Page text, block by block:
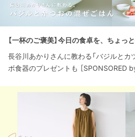
【一杯のご褒美】今日の食卓を、ちょっと
長谷川あかりさんに教わる「バジルとカ
ボ食器のプレゼントも ［SPONSORED